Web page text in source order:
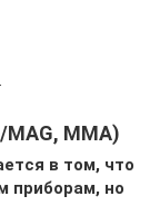
MMA)
в том, что
приборам, но